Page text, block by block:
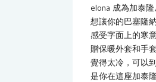
elona 成為加泰
想讓你的巴塞隆
感受字面上的寒
贈保暖外套和手
覺得太冷，可以
是你在這座加泰